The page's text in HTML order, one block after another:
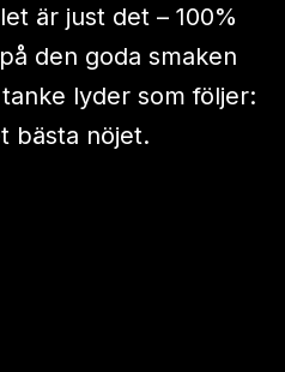
är just det – 100%
den goda smaken
lyder som följer:
bästa nöjet.